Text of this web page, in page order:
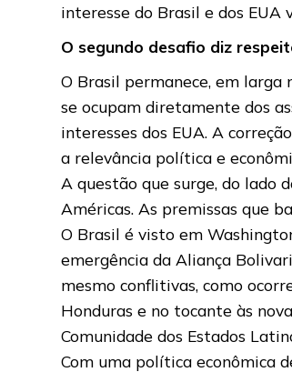
interesse do Brasil e dos
O segundo desafio diz
O Brasil permanece, em larga
se ocupam diretamente dos
interesses dos EUA. A
a relevância política e
A questão que surge, do lado
Américas. As premissas que
O Brasil é visto em
emergência da Aliança
mesmo conflitivas, como
Honduras e no tocante às
Comunidade dos Estados
Com uma política econômica